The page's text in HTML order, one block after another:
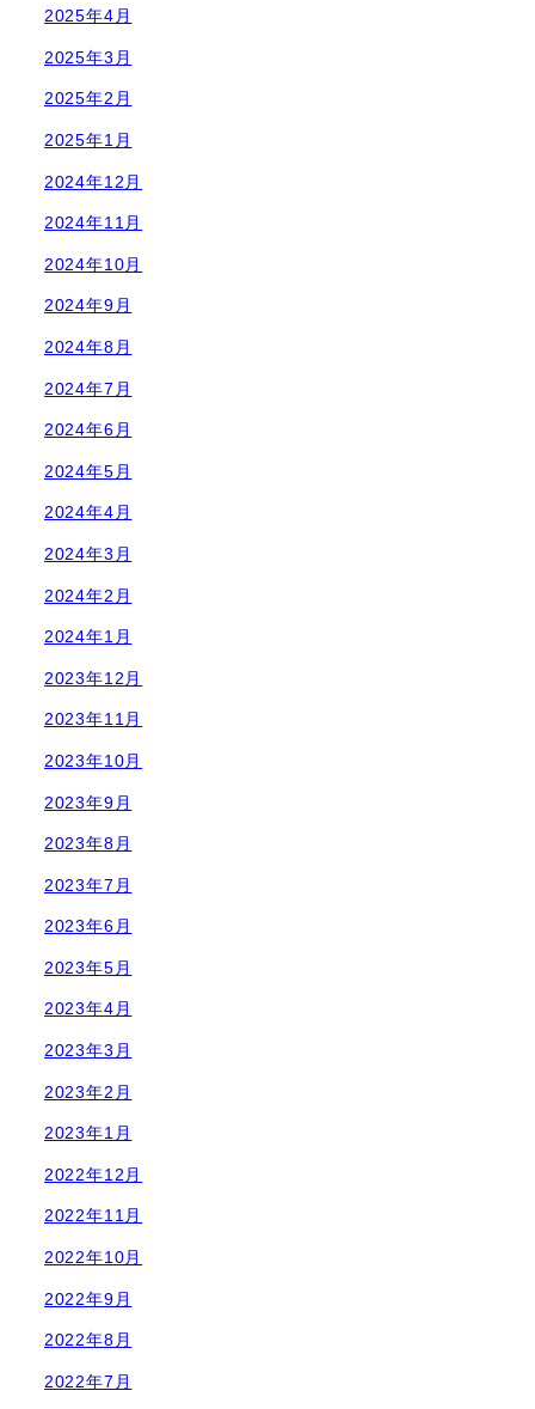
2025年4月
2025年3月
2025年2月
2025年1月
2024年12月
2024年11月
2024年10月
2024年9月
2024年8月
2024年7月
2024年6月
2024年5月
2024年4月
2024年3月
2024年2月
2024年1月
2023年12月
2023年11月
2023年10月
2023年9月
2023年8月
2023年7月
2023年6月
2023年5月
2023年4月
2023年3月
2023年2月
2023年1月
2022年12月
2022年11月
2022年10月
2022年9月
2022年8月
2022年7月